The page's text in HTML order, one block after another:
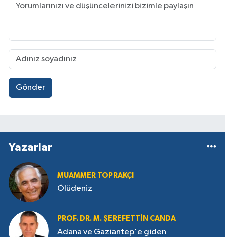
Gönder
Yazarlar
MUAMMER TOPRAKÇI
Ölüdeniz
PROF. DR. M. ŞEREFETTIN CANDA
Adana ve Gaziantep'e giden